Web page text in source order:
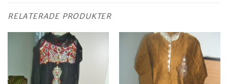
RELATERADE PRODUKTER